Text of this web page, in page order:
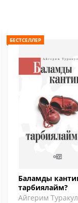
БЕСТСЕЛЛЕР
Баламды
тарбиялайм?
Айгерим